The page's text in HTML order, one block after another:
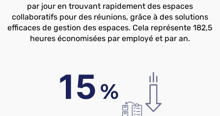
par jour en trouvant rapidement des espaces
collaboratifs pour des réunions, grâce à des solutions
efficaces de gestion des espaces. Cela représente 182,5
heures économisées par employé et par an.